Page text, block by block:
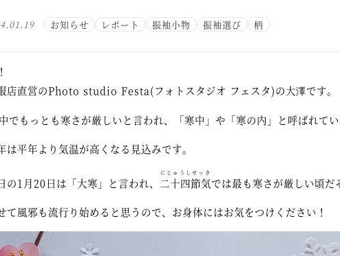
お知らせ レポート 振袖小物 振袖選び 柄
店直営のPhoto studio Festa(フォトスタジオ フェスタ)の大澤です。
でもっとも寒さが厳しいと言われ、「寒中」や「寒の内」と呼ばれて
は平年より気温が高くなる見込みです。
の1月20日は「大寒」と言われ、 二十四節気
にじゅうしせっき
では最も寒さが厳しい頃だ
て風邪も流行り始めると思うので、お身体にはお気をつけください！